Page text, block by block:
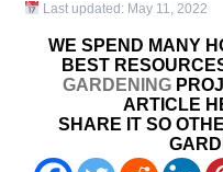
Last updated: May 11, 2022
WE SPEND MANY
BEST
GARDENING
ARTICLE
SHARE IT SO